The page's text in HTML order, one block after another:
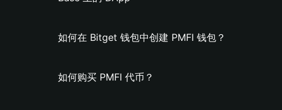
如何在 Bitget 钱包中创建 PMFI 钱包？
如何购买 PMFI 代币？